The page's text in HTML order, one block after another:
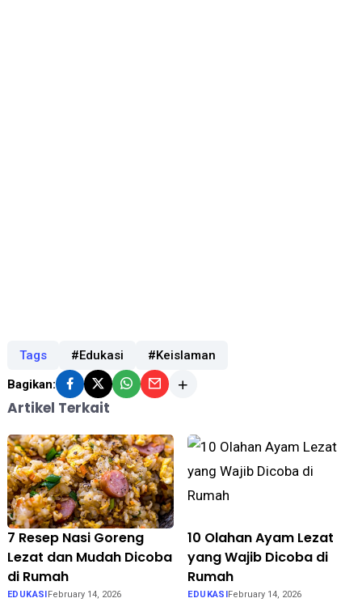
Tags #Edukasi #Keislaman
Bagikan:
Artikel Terkait
7 Resep Nasi Goreng
Lezat dan Mudah Dicoba
di Rumah
EDUKASIFebruary 14, 2026
10 Olahan Ayam Lezat
yang Wajib Dicoba di
Rumah
EDUKASIFebruary 14, 2026